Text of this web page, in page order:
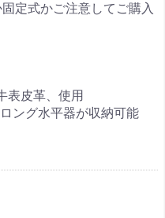
定式かご注意してご購入
表皮革、使用
ング水平器が収納可能